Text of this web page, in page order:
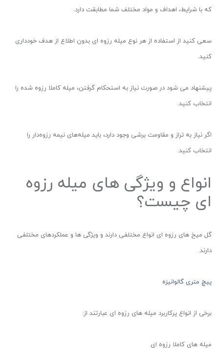
که با شرایط، اهداف و مواد مختلف شما مطابقت دارد.
سعی کنید از استفاده از هر نوع میله رزوه ای بدون اطلاع از هدف خودداری
کنید.
پیشنهاد می شود در صورت نیاز به استحکام گرفتن، میله کاملا رزوه شده را
انتخاب کنید.
اگر نیاز به تراز و مقاومت برشی وجود دارد، باید میله‌های نیمه رزوه‌دار را
انتخاب کنید.
انواع و ویژگی های میله رزوه
ای چیست؟
گل میخ های رزوه ای انواع مختلفی دارند و ویژگی ها و عملکردهای مختلفی
دارند.
پیچ متری گالوانیزه
برخی از انواع پرکاربرد میله های رزوه ای عبارتند از:
میله های کاملا رزوه ای